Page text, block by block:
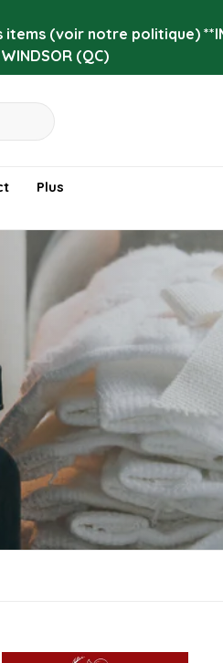
items (voir notre politique)
(QC)
Plus